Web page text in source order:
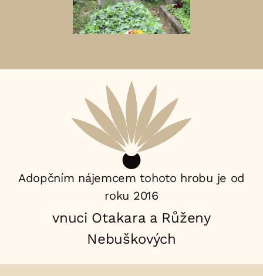
nájemce:
Adopčním nájemcem tohoto hrobu je od
roku 2016
vnuci Otakara a Růženy
Nebuškových